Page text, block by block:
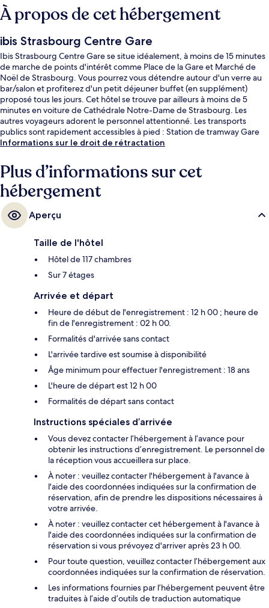
À propos de cet hébergement
ibis Strasbourg Centre Gare
Ibis Strasbourg Centre Gare se situe idéalement, à moins de 15 minutes
de marche de points d'intérêt comme Place de la Gare et Marché de
Noël de Strasbourg. Vous pourrez vous détendre autour d'un verre au
bar/salon et profiterez d'un petit déjeuner buffet (en supplément)
proposé tous les jours. Cet hôtel se trouve par ailleurs à moins de 5
minutes en voiture de Cathédrale Notre-Dame de Strasbourg. Les
autres voyageurs adorent le personnel attentionné. Les transports
publics sont rapidement accessibles à pied : Station de tramway Gare
Centrale se situe à quelques pas et Station de tramway Faubourg
Informations sur le droit de rétractation
Plus d’informations sur cet
hébergement
Aperçu
Taille de l'hôtel
Hôtel de 117 chambres
Sur 7 étages
Arrivée et départ
Heure de début de l'enregistrement : 12 h 00 ; heure de
fin de l'enregistrement : 02 h 00.
Formalités d'arrivée sans contact
L'arrivée tardive est soumise à disponibilité
Âge minimum pour effectuer l'enregistrement : 18 ans
L'heure de départ est 12 h 00
Formalités de départ sans contact
Instructions spéciales d’arrivée
Vous devez contacter l’hébergement à l’avance pour
obtenir les instructions d’enregistrement. Le personnel de
la réception vous accueillera sur place.
À noter : veuillez contacter l'hébergement à l'avance à
l'aide des coordonnées indiquées sur la confirmation de
réservation, afin de prendre les dispositions nécessaires à
votre arrivée.
À noter : veuillez contacter cet hébergement à l'avance à
l'aide des coordonnées indiquées sur la confirmation de
réservation si vous prévoyez d'arriver après 23 h 00.
Pour toute question, veuillez contacter l’hébergement aux
coordonnées indiquées sur la confirmation de réservation.
Les informations fournies par l’hébergement peuvent être
traduites à l’aide d’outils de traduction automatique